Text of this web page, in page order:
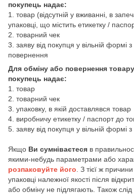
покупець надає:
1. товар (відсутній у вживанні, в
упаковці, що містить етикетку /
2. товарний чек
3. заяву від покупця у вільній формі
повернення
Для обміну або повернення товару
покупець надає:
1. товар
2. товарний чек
3. упаковку, в якій доставлявся товар
4. виробничу етикетку / паспорт до
5. заяву від покупця у вільній формі
Якщо Ви сумніваєтеся в
якими-небудь параметрами або
розпаковуйте його. З тієї ж
упаковці належної якості після
або обміну не підлягають. Також